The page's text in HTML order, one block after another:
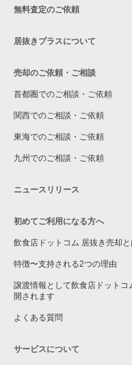
大阪市鶴見区の飲食店の
大阪市浪速区の飲食店の
八尾市の飲食店の居抜き
大東市の飲食店の居抜き
箕面市の飲食店の居抜き
大阪市淀川区の飲食店の
大阪市東成区の飲食店の
大阪市城東区の飲食店の
大阪市旭区の飲食店の居
和泉市の飲食店の居抜き
池田市の飲食店の居抜き
無料査定のご依頼
居抜きプラスについて
売却のご依頼・ご相談
首都圏でのご相談・ご依頼
関西でのご相談・ご依頼
東海でのご相談・ご依頼
九州でのご相談・ご依頼
ニュースリリース
初めてご利用になる方へ
飲食店ドットコム 居抜き売却と
特徴〜支持される2つの理由
譲渡情報として飲食店ドットコ
開されます
よくある質問
サービスについて